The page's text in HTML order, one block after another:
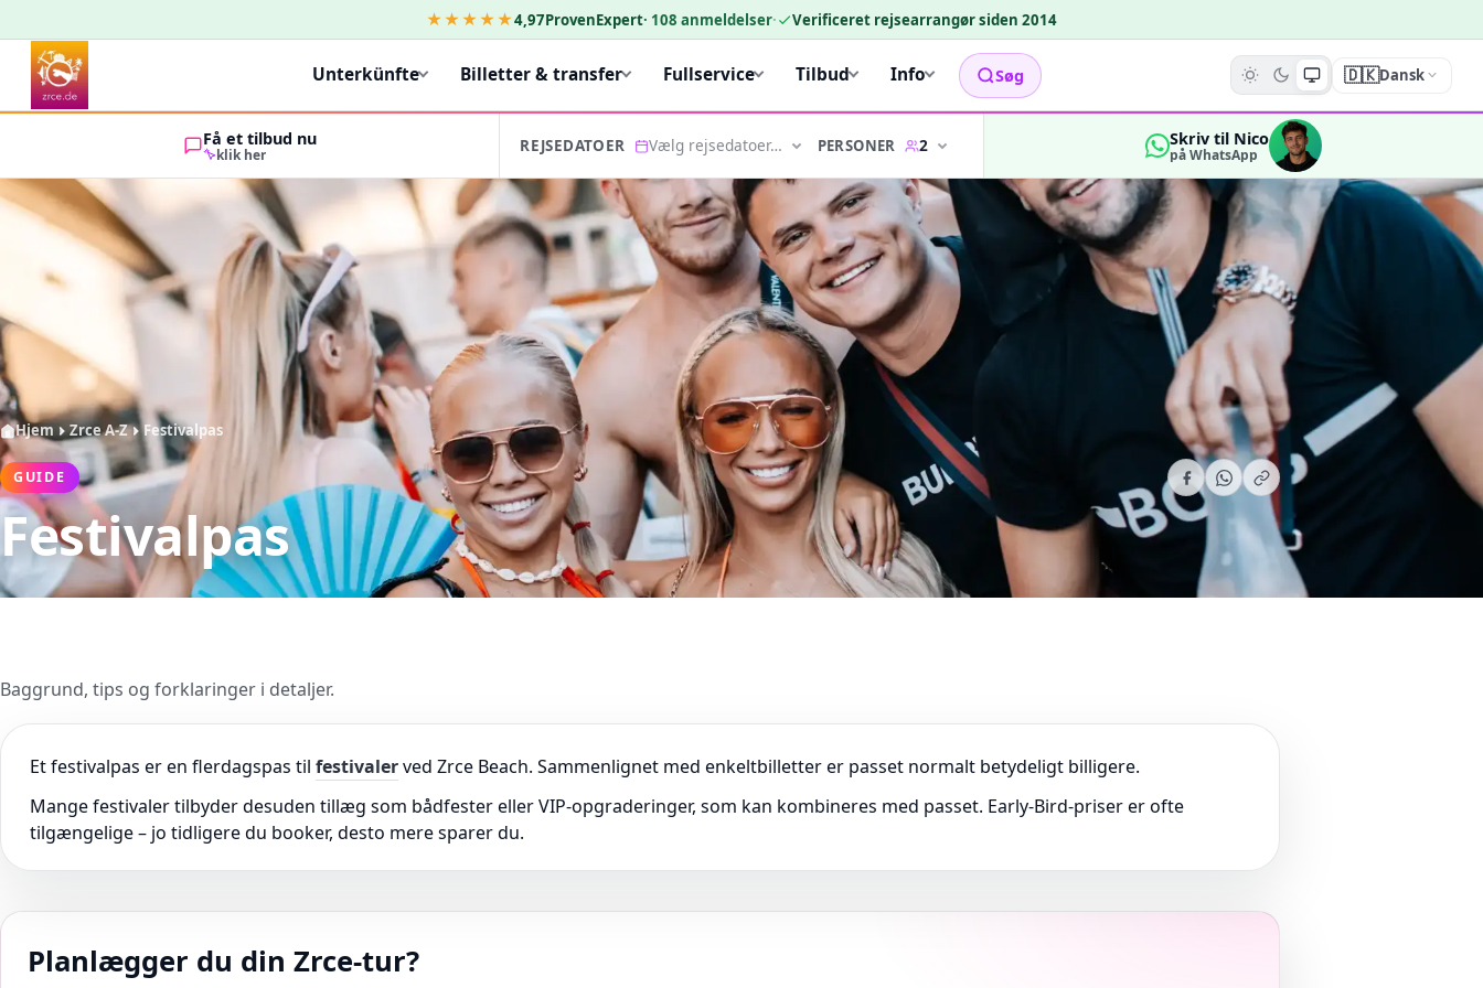
★★★★★4,97ProvenExpert· 108 anmeldelser· Verificeret rejsearrangør siden 2014
Unterkünfte Billetter & transfer Fullservice Tilbud Info Søg 🇩🇰Dansk
Få et tilbud nu
klik her REJSEDATOER Vælg rejsedatoer… PERSONER 2 Skriv til Nico
på WhatsApp
Hjem Zrce A-Z Festivalpas
GUIDE
Festivalpas
Baggrund, tips og forklaringer i detaljer.
Et festivalpas er en flerdagspas til festivalerved Zrce Beach. Sammenlignet med enkeltbilletter er passet normalt betydeligt billigere.
Mange festivaler tilbyder desuden tillæg som bådfester eller VIP-opgraderinger, som kan kombineres med passet. Early-Bird-priser er ofte
tilgængelige – jo tidligere du booker, desto mere sparer du.
Planlægger du din Zrce-tur?